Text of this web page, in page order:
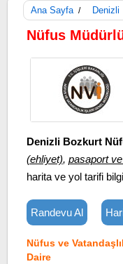
Ana Sayfa / Denizli
Nüfus
Denizli Bozkurt
(ehliyet), pasaport
harita ve yol tarifi
Randevu Al
Nüfus ve
Daire